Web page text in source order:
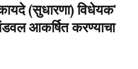
(सुधारणा) विधेयक'
आकर्षित करण्याचा